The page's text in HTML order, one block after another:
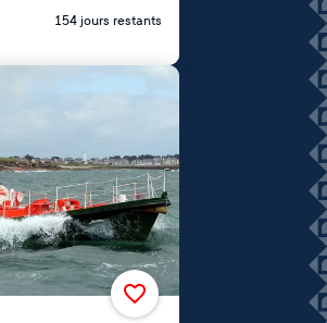
154 jours restants